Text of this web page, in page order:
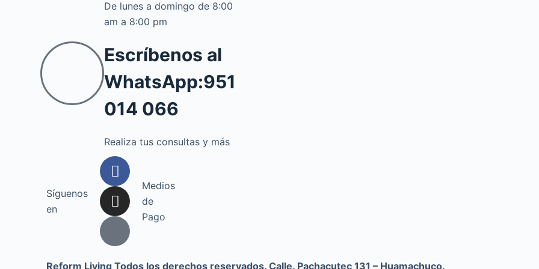
De lunes a domingo de 8:00
am a 8:00 pm
Escríbenos al
WhatsApp:951
014 066
Realiza tus consultas y más
Síguenos
en
Medios
de
Pago
Reform Living Todos los derechos reservados. Calle. Pachacutec 131 – Huamachuco.